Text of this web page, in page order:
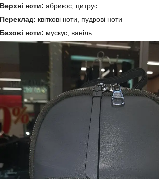
Верхні ноти: абрикос, цитрус
Переклад: квіткові ноти, пудрові ноти
Базові ноти: мускус, ваніль